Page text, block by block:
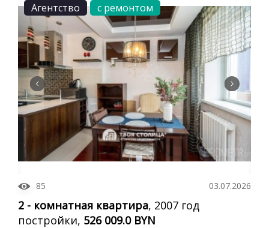
Агентство
с ремонтом
85 03.07.2026
2 - комнатная квартира, 2007 год
постройки, 526 009.0 BYN